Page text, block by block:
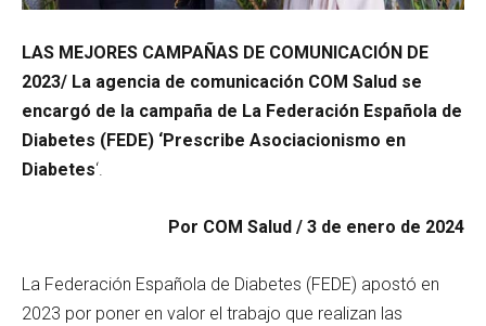
LAS MEJORES CAMPAÑAS DE COMUNICACIÓN DE
2023/ La agencia de comunicación COM Salud se
encargó de la campaña de La Federación Española de
Diabetes (FEDE) ‘Prescribe Asociacionismo en
Diabetes‘.
Por COM Salud / 3 de enero de 2024
La Federación Española de Diabetes (FEDE) apostó en
2023 por poner en valor el trabajo que realizan las